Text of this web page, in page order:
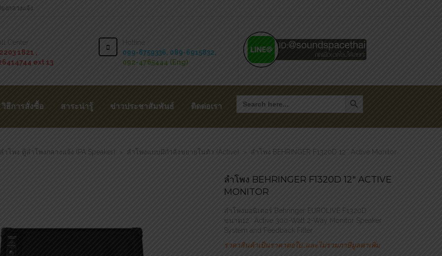
งกลางแจ้ง
Center :
1821 ,
ext 13
Hotline :
099-8759336, 089-6915832,
092-4765444 (Eng)
วิธีการสั่งซื้อ สาระน่ารู้ ข่าวประชาสัมพันธ์ ติดต่อเรา
for:
Search Button
ลำโพง ตู้ลำโพงกลางแจ้ง (PA Speaker) > ลำโพงแบบมีกำลังขยายในตัว (Active) > ลำโพง BEHRINGER F1320D 12″ Active Monitor
ลำโพง BEHRINGER F1320D 12″ ACTIVE
MONITOR
ลำโพงมอนิเตอร์ Behringer EUROLIVE F1320D
ขนาด12″ Active 300-Watt 2-Way Monitor Speaker
System and Feedback Filter
ราคาสินค้าเป็นราคาต่อใบ…และไม่รวมภาษีมูลค่าเพิ่ม